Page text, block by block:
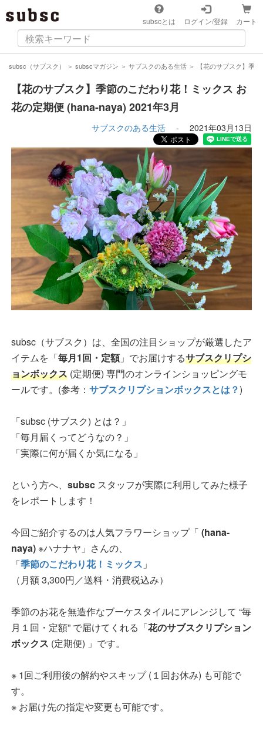
subscとは ログイン/登録 カート
subsc（サブスク） ＞ subscマガジン ＞ サブスクのある生活 ＞ 【花のサブスク】季
【花のサブスク】季節のこだわり花！ミックス お
花の定期便 (hana-naya) 2021年3月
サブスクのある生活 - 2021年03月13日
subsc（サブスク）は、全国の注目ショップが厳選したア
イテムを「毎月1回・定額」でお届けするサブスクリプシ
ョンボックス (定期便) 専門のオンラインショッピングモ
ールです。(参考： サブスクリプションボックスとは？)
「subsc (サブスク) とは？」
「毎月届くってどうなの？」
「実際に何が届くか気になる」
という方へ、 subsc スタッフが実際に利用してみた様子
をレポートします！
今回ご紹介するのは人気フラワーショップ「 (hana-
naya)※ハナナヤ」さんの、
「季節のこだわり花！ミックス 」
（月額 3,300円／送料・消費税込み）
季節のお花を無造作なブーケスタイルにアレンジして “毎
月１回・定額” で届けてくれる「花のサブスクリプション
ボックス (定期便) 」です。
※ 1回ご利用後の解約やスキップ (１回お休み) も可能で
す。
※ お届け先の指定や変更も可能です。